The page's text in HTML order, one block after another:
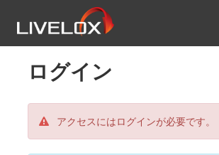
ログイン
アクセスにはログインが必要です。